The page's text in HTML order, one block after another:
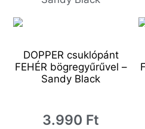
DOPPER csuklópánt
FEHÉR bögregyűrűvel –
Sandy Black
3.990 Ft